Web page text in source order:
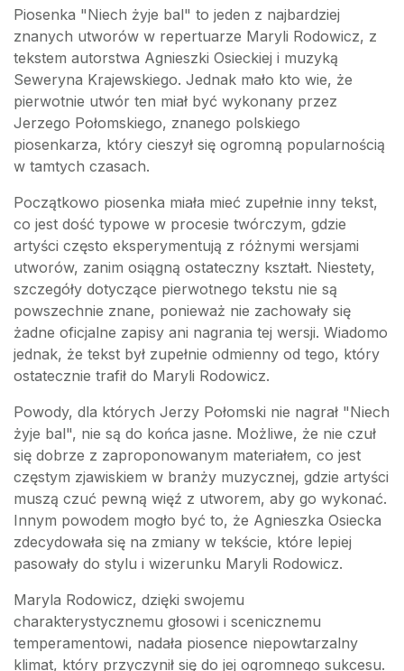
Piosenka "Niech żyje bal" to jeden z najbardziej
znanych utworów w repertuarze Maryli Rodowicz, z
tekstem autorstwa Agnieszki Osieckiej i muzyką
Seweryna Krajewskiego. Jednak mało kto wie, że
pierwotnie utwór ten miał być wykonany przez
Jerzego Połomskiego, znanego polskiego
piosenkarza, który cieszył się ogromną popularnością
w tamtych czasach.
Początkowo piosenka miała mieć zupełnie inny tekst,
co jest dość typowe w procesie twórczym, gdzie
artyści często eksperymentują z różnymi wersjami
utworów, zanim osiągną ostateczny kształt. Niestety,
szczegóły dotyczące pierwotnego tekstu nie są
powszechnie znane, ponieważ nie zachowały się
żadne oficjalne zapisy ani nagrania tej wersji. Wiadomo
jednak, że tekst był zupełnie odmienny od tego, który
ostatecznie trafił do Maryli Rodowicz.
Powody, dla których Jerzy Połomski nie nagrał "Niech
żyje bal", nie są do końca jasne. Możliwe, że nie czuł
się dobrze z zaproponowanym materiałem, co jest
częstym zjawiskiem w branży muzycznej, gdzie artyści
muszą czuć pewną więź z utworem, aby go wykonać.
Innym powodem mogło być to, że Agnieszka Osiecka
zdecydowała się na zmiany w tekście, które lepiej
pasowały do stylu i wizerunku Maryli Rodowicz.
Maryla Rodowicz, dzięki swojemu
charakterystycznemu głosowi i scenicznemu
temperamentowi, nadała piosence niepowtarzalny
klimat, który przyczynił się do jej ogromnego sukcesu.